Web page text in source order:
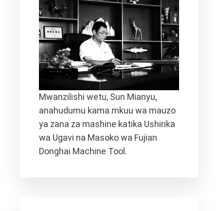
Mwanzilishi wetu, Sun Mianyu,
anahudumu kama mkuu wa mauzo
ya zana za mashine katika Ushirika
wa Ugavi na Masoko wa Fujian
Donghai Machine Tool.